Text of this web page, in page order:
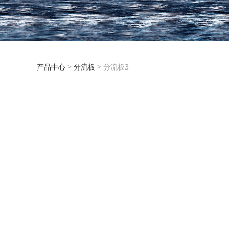
分流板3
产品中心 > 分流板 > 分流板3